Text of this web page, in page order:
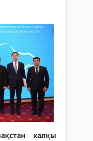
халқы